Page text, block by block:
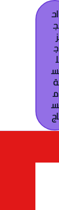
اح
ج
ز
ج
ل
س
ة
م
س
اج